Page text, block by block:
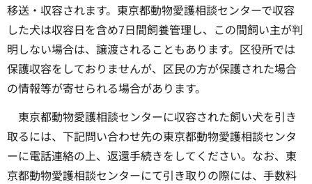
移送・収容されます。東京都動物愛護相談センターで収容
した犬は収容日を含め7日間飼養管理し、この間飼い主が判
明しない場合は、譲渡されることもあります。区役所では
保護収容をしておりませんが、区民の方が保護された場合
の情報等が寄せられる場合があります。
東京都動物愛護相談センターに収容された飼い犬を引き
取るには、下記問い合わせ先の東京都動物愛護相談センタ
ーに電話連絡の上、返還手続きをしてください。なお、東
京都動物愛護相談センターにて引き取りの際には、手数料